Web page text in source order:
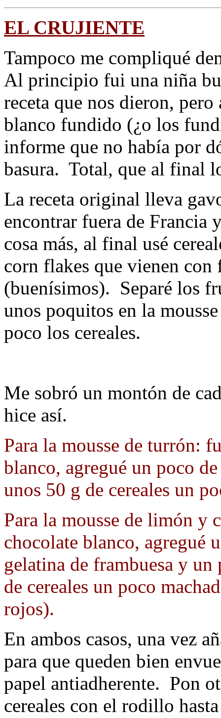
EL CRUJIENTE
Tampoco me compliqué
Al principio fui una niña
receta que nos dieron,
blanco fundido (¿o los
informe que no había por
basura. Total, que al final
La receta original lleva
encontrar fuera de Francia
cosa más, al final usé
corn flakes que vienen
(buenísimos). Separé los
unos poquitos en la
poco los cereales.
Me sobró un montón de
hice así.
Para la mousse de turrón:
blanco, agregué un poco
unos 50 g de cereales un
Para la mousse de limón y
chocolate blanco, agregué
gelatina de frambuesa y
de cereales un poco
rojos).
En ambos casos, una vez
para que queden bien
papel antiadherente. Pon
cereales con el rodillo